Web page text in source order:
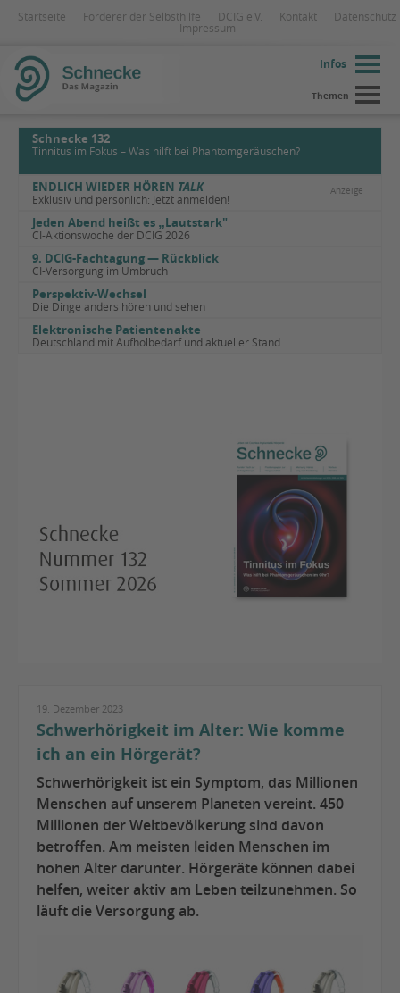
Startseite Förderer der Selbsthilfe DCIG e.V. Kontakt
Datenschutz
Impressum
Infos
Themen
Schnecke 132
Tinnitus im Fokus – Was hilft bei Phantomgeräuschen?
Anzeige
ENDLICH WIEDER HÖREN TALK
Exklusiv und persönlich: Jetzt anmelden!
Jeden Abend heißt es „Lautstark"
CI-Aktionswoche der DCIG 2026
9. DCIG-Fachtagung — Rückblick
CI-Versorgung im Umbruch
Perspektiv-Wechsel
Die Dinge anders hören und sehen
Elektronische Patientenakte
Deutschland mit Aufholbedarf und aktueller Stand
19. Dezember 2023
Schwerhörigkeit im Alter: Wie komme
ich an ein Hörgerät?
Schwerhörigkeit ist ein Symptom, das Millionen
Menschen auf unserem Planeten vereint. 450
Millionen der Weltbevölkerung sind davon
betroffen. Am meisten leiden Menschen im
hohen Alter darunter. Hörgeräte können dabei
helfen, weiter aktiv am Leben teilzunehmen. So
läuft die Versorgung ab.